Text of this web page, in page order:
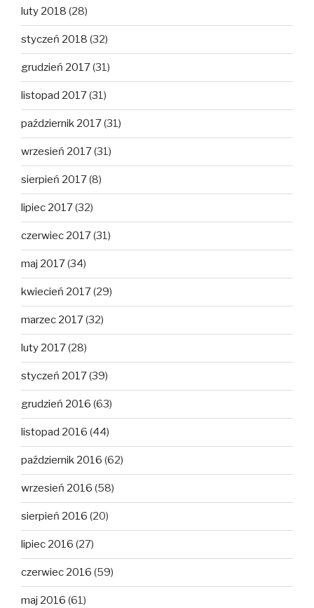
luty 2018 (28)
styczeń 2018 (32)
grudzień 2017(31)
listopad 2017(31)
październik 2017(31)
wrzesień 2017(31)
sierpień 2017(8)
lipiec 2017(32)
czerwiec 2017(31)
maj 2017(34)
kwiecień 2017(29)
marzec 2017(32)
luty 2017(28)
styczeń 2017(39)
grudzień 2016 (63)
listopad 2016 (44)
październik 2016 (62)
wrzesień 2016 (58)
sierpień 2016 (20)
lipiec 2016 (27)
czerwiec 2016 (59)
maj 2016 (61)